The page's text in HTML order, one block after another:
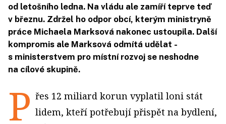
od letošního ledna. Na vládu ale zamíří teprve teď
v březnu. Zdržel ho odpor obcí, kterým ministryně
práce Michaela Marksová nakonec ustoupila. Další
kompromis ale Marksová odmítá udělat -
s ministerstvem pro místní rozvoj se neshodne
na cílové skupině.
P řes 12 miliard korun vyplatil loni stát
lidem, kteří potřebují přispět na bydlení,